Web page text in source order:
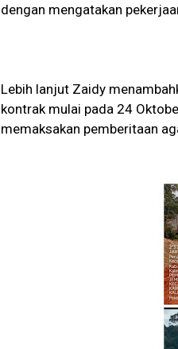
dengan mengatakan
Lebih lanjut Zaidy
kontrak mulai pada 24
memaksakan pemberitaan